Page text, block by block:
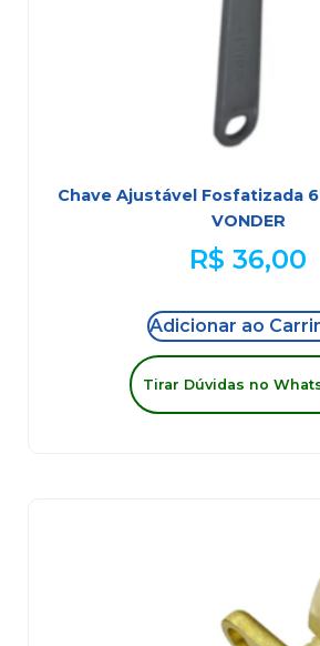
Chave Ajustável Fosfatizada
VONDER
R$ 36,00
Adicionar ao
Tirar Dúvidas no